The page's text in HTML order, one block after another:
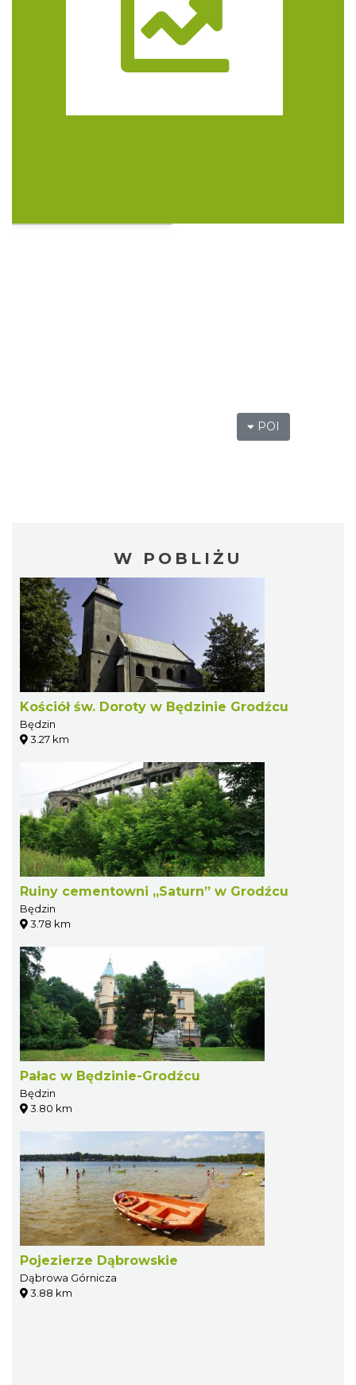
POI
W POBLIŻU
Kościół św. Doroty w Będzinie Grodźcu
Będzin
3.27 km
Ruiny cementowni „Saturn” w Grodźcu
Będzin
3.78 km
Pałac w Będzinie-Grodźcu
Będzin
3.80 km
Pojezierze Dąbrowskie
Dąbrowa Górnicza
3.88 km